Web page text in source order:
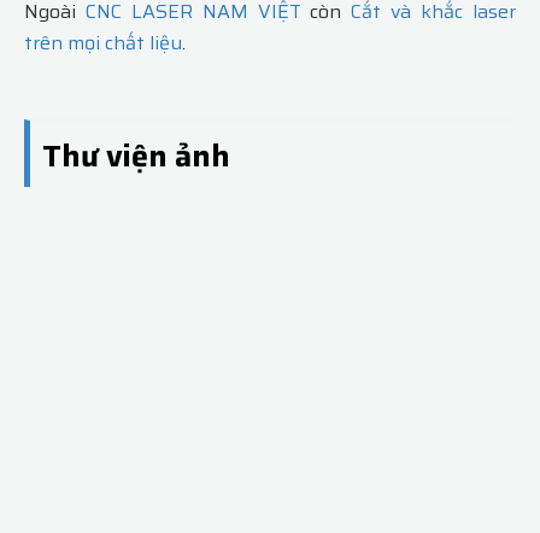
Ngoài CNC LASER NAM VIỆT còn Cắt và khắc laser
trên mọi chất liệu.
Thư viện ảnh